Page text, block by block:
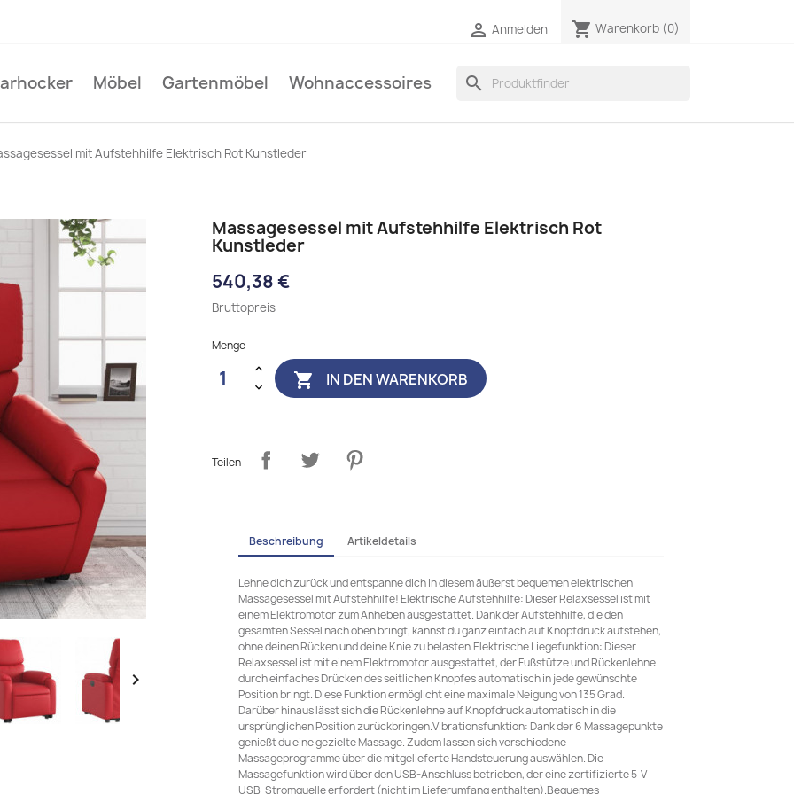
 Anmelden shopping_cart Warenkorb (0)
Möbel Gartenmöbel Wohnaccessoires search
mit Aufstehhilfe Elektrisch Rot Kunstleder

Massagesessel mit Aufstehhilfe Elektrisch Rot
Kunstleder
540,38 €
Bruttopreis
Menge
 IN DEN WARENKORB
Teilen
Beschreibung Artikeldetails
Lehne dich zurück und entspanne dich in diesem äußerst bequemen elektrischen
Massagesessel mit Aufstehhilfe! Elektrische Aufstehhilfe: Dieser Relaxsessel ist mit
einem Elektromotor zum Anheben ausgestattet. Dank der Aufstehhilfe, die den
gesamten Sessel nach oben bringt, kannst du ganz einfach auf Knopfdruck aufstehen,
ohne deinen Rücken und deine Knie zu belasten.Elektrische Liegefunktion: Dieser
Relaxsessel ist mit einem Elektromotor ausgestattet, der Fußstütze und Rückenlehne
durch einfaches Drücken des seitlichen Knopfes automatisch in jede gewünschte
Position bringt. Diese Funktion ermöglicht eine maximale Neigung von 135 Grad.
Darüber hinaus lässt sich die Rückenlehne auf Knopfdruck automatisch in die
ursprünglichen Position zurückbringen.Vibrationsfunktion: Dank der 6 Massagepunkte
genießt du eine gezielte Massage. Zudem lassen sich verschiedene
Massageprogramme über die mitgelieferte Handsteuerung auswählen. Die
Massagefunktion wird über den USB-Anschluss betrieben, der eine zertifizierte 5-V-
USB-Stromquelle erfordert (nicht im Lieferumfang enthalten).Bequemes